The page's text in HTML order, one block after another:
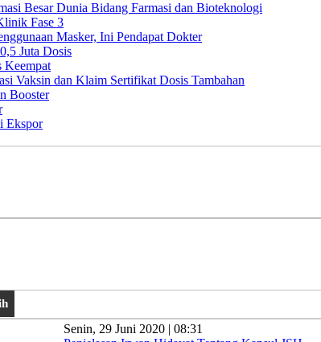
Besar Dunia Bidang Farmasi dan Bioteknologi
Fase 3
Masker, Ini Pendapat Dokter
Juta Dosis
Keempat
Vaksin dan Klaim Sertifikat Dosis Tambahan
Booster
Ekspor
Senin, 29 Juni 2020 | 08:31